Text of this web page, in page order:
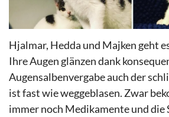
Hjalmar, Hedda und Majken geht
Ihre Augen glänzen dank
Augensalbenvergabe auch der
ist fast wie weggeblasen. Zwar
immer noch Medikamente und die